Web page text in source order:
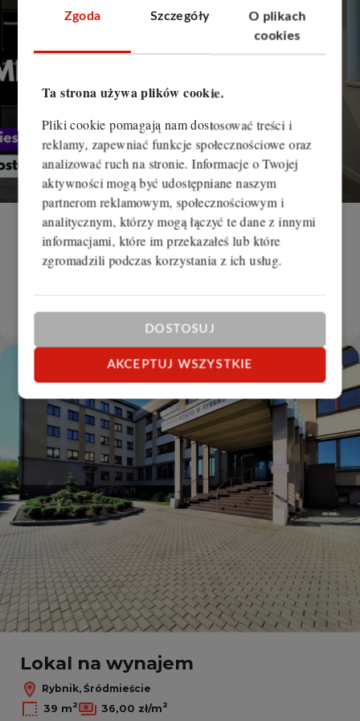
Zgoda Szczegóły
O plikach
cookies
Ta strona używa plików cookie.
Pliki cookie pomagają nam dostosować treści i
reklamy, zapewniać funkcje społecznościowe oraz
analizować ruch na stronie. Informacje o Twojej
aktywności mogą być udostępniane naszym
partnerom reklamowym, społecznościowym i
analitycznym, którzy mogą łączyć te dane z innymi
informacjami, które im przekazałeś lub które
zgromadzili podczas korzystania z ich usług.
DOSTOSUJ
AKCEPTUJ WSZYSTKIE
Mieszkanie na wynajem
Rybnik, Zebrzydowice
KWN-MW-392 2 400 zł
Lokal na wynajem
Rybnik, Śródmieście
39 m2 36,00 zł/m2